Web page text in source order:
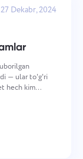
27 Dekabr, 2024
— ular to'g'ri
hech kim